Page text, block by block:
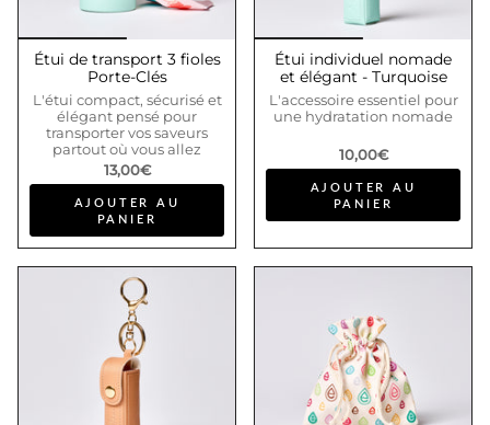
Étui de transport 3 fioles
Porte-Clés
L'étui compact, sécurisé et
élégant pensé pour
transporter vos saveurs
partout où vous allez
13,00€
AJOUTER AU
PANIER
Étui individuel nomade
et élégant - Turquoise
L'accessoire essentiel pour
une hydratation nomade
10,00€
AJOUTER AU
PANIER